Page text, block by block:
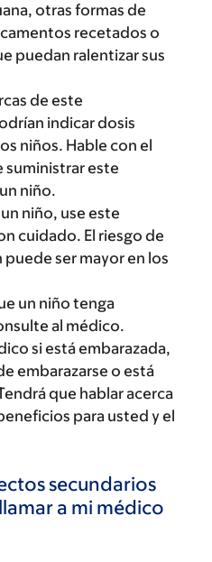
otras formas de
recetados o
puedan ralentizar sus
de este
indicar dosis
niños. Hable con el
suministrar este
niño.
niño, use este
cuidado. El riesgo de
ser mayor en los
un niño tenga
al médico.
si está embarazada,
embarazarse o está
que hablar acerca
para usted y el
secundarios
a mi médico